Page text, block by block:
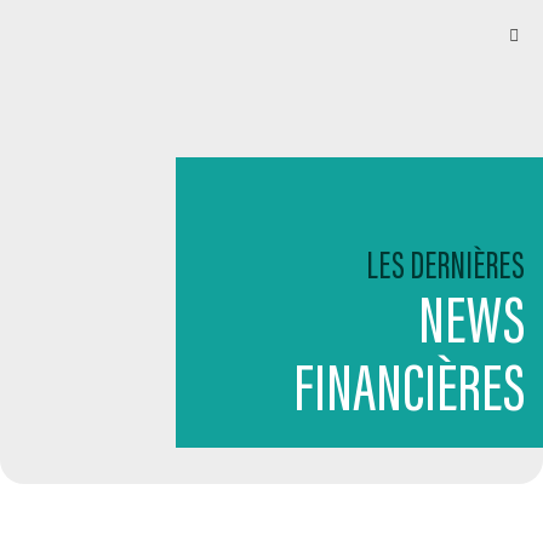
LES DERNIÈRES
NEWS
FINANCIÈRES